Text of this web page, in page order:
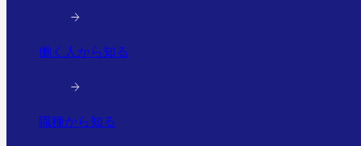
働く人から知る
職種から知る